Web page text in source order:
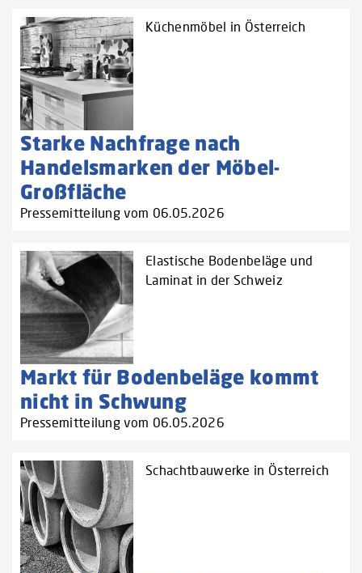
Küchenmöbel in Österreich
Starke Nachfrage nach
Handelsmarken der Möbel-
Großfläche
Pressemitteilung vom 06.05.2026
Elastische Bodenbeläge und
Laminat in der Schweiz
Markt für Bodenbeläge kommt
nicht in Schwung
Pressemitteilung vom 06.05.2026
Schachtbauwerke in Österreich